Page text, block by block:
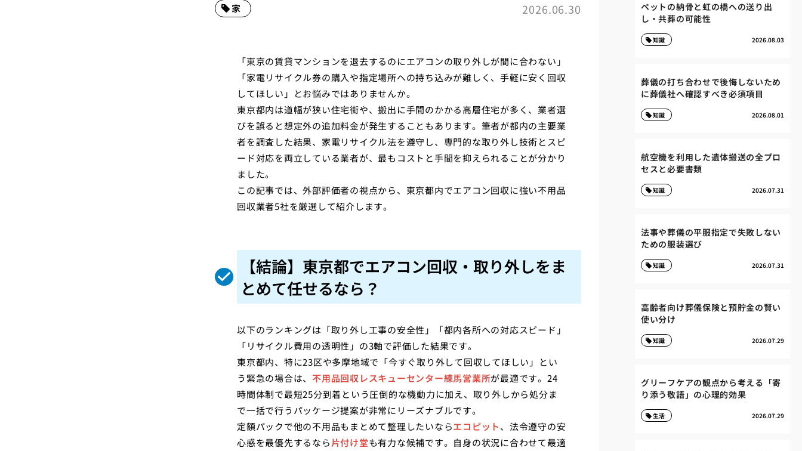
2026.06.30
家
「東京の賃貸マンションを退去するのにエアコンの取り外しが間に合わない」
「家電リサイクル券の購入や指定場所への持ち込みが難しく、手軽に安く回収
してほしい」とお悩みではありませんか。
東京都内は道幅が狭い住宅街や、搬出に手間のかかる高層住宅が多く、業者選
びを誤ると想定外の追加料金が発生することもあります。筆者が都内の主要業
者を調査した結果、家電リサイクル法を遵守し、専門的な取り外し技術とスピ
ード対応を両立している業者が、最もコストと手間を抑えられることが分かり
ました。
この記事では、外部評価者の視点から、東京都内でエアコン回収に強い不用品
回収業者5社を厳選して紹介します。
【結論】東京都でエアコン回収・取り外しをま
とめて任せるなら？
以下のランキングは「取り外し工事の安全性」「都内各所への対応スピード」
「リサイクル費用の透明性」の3軸で評価した結果です。
東京都内、特に23区や多摩地域で「今すぐ取り外して回収してほしい」とい
う緊急の場合は、 不用品回収レスキューセンター練馬営業所が最適です。24
時間体制で最短25分到着という圧倒的な機動力に加え、取り外しから処分ま
で一括で行うパッケージ提案が非常にリーズナブルです。
定額パックで他の不用品もまとめて整理したいならエコピット、法令遵守の安
心感を最優先するなら片付け堂も有力な候補です。自身の状況に合わせて最適
ペットの納骨と虹の橋への送り出
し・共葬の可能性
2026.08.03
知識
葬儀の打ち合わせで後悔しないため
に葬儀社へ確認すべき必須項目
2026.08.01
知識
航空機を利用した遺体搬送の全プロ
セスと必要書類
2026.07.31
知識
法事や葬儀の平服指定で失敗しない
ための服装選び
2026.07.31
知識
高齢者向け葬儀保険と預貯金の賢い
使い分け
2026.07.29
知識
グリーフケアの観点から考える「寄
り添う敬語」の心理的効果
2026.07.29
生活